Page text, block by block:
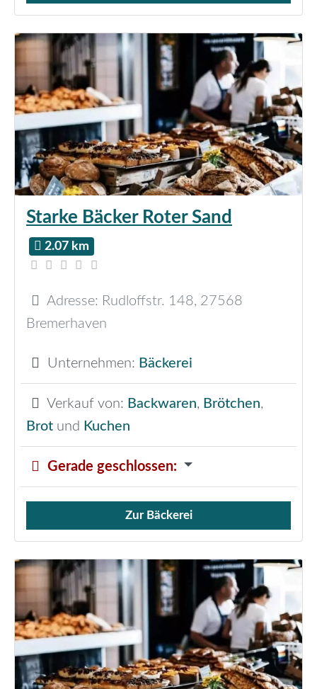
Starke Bäcker Roter Sand
2.07 km
Adresse: Rudloffstr. 148, 27568
Bremerhaven
Unternehmen: Bäckerei
Verkauf von: Backwaren, Brötchen,
Brot und Kuchen
Gerade geschlossen:
Verkauf von Brötchen,
Zur Bäckerei